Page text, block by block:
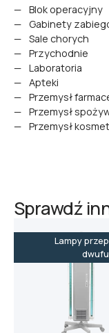
Blok operacyjny
Gabinety
Sale chorych
Przychodnie
Laboratoria
Apteki
Przemysł
Przemysł
Przemysł
Sprawdź
Lampy